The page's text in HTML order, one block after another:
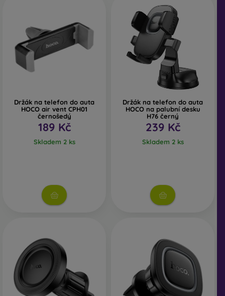
Držák na telefon do auta
HOCO air vent CPH01
černošedý
189 Kč
Skladem 2 ks
Držák na telefon do auta
HOCO na palubní desku
H76 černý
239 Kč
Skladem 2 ks